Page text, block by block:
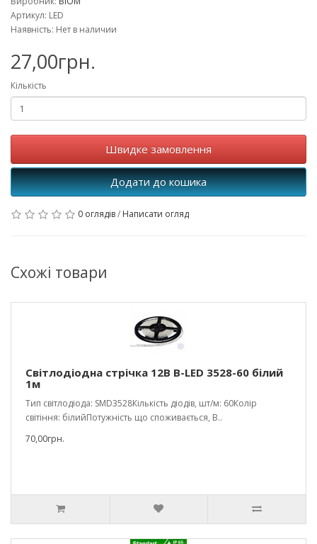
Артикул: LED
Наявність: Нет в наличии
27,00грн.
Кількість
Швидке замовлення
Додати до кошика
0 оглядів/ Написати огляд
Схожі товари
Світлодіодна стрічка 12В B-LED 3528-60 білий
1м
Тип світлодіода: SMD3528Кількість діодів, шт/м: 60Колір
світіння: білийПотужність що споживається, В..
70,00грн.